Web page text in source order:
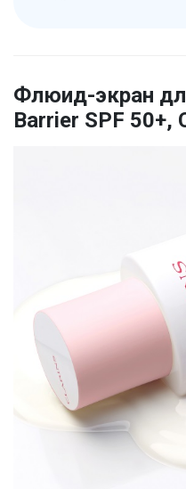
Флюид-экран
Barrier SPF 50+,